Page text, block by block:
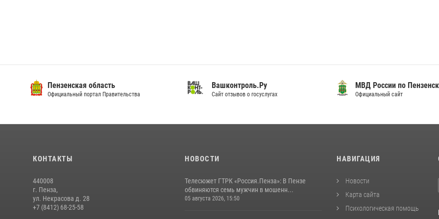
Пензенская область
Официальный портал Правительства
Вашконтроль.Ру
Сайт отзывов о госуслугах
МВД России по
Официальный сайт
КОНТАКТЫ
440008
г. Пенза,
ул. Некрасова д. 28
+7 (8412) 68-25-58
НОВОСТИ
Телесюжет ГТРК «Россия.Пенза»: В Пензе
обвиняются семь мужчин в мошенн...
05 августа 2026, 15:50
НАВИГАЦИЯ
Новости
Карта сайта
Психологическая помощь